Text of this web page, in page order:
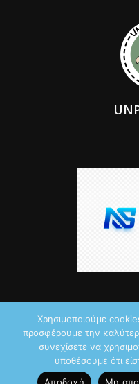
© 2026 by iTechNews.gr
Maddoctor dreamed it,
Χρησιμοποιούμε
προσφέρουμε την
συνεχίσετε να
υποθέσουμε ότι
Αποδοχή
Μη